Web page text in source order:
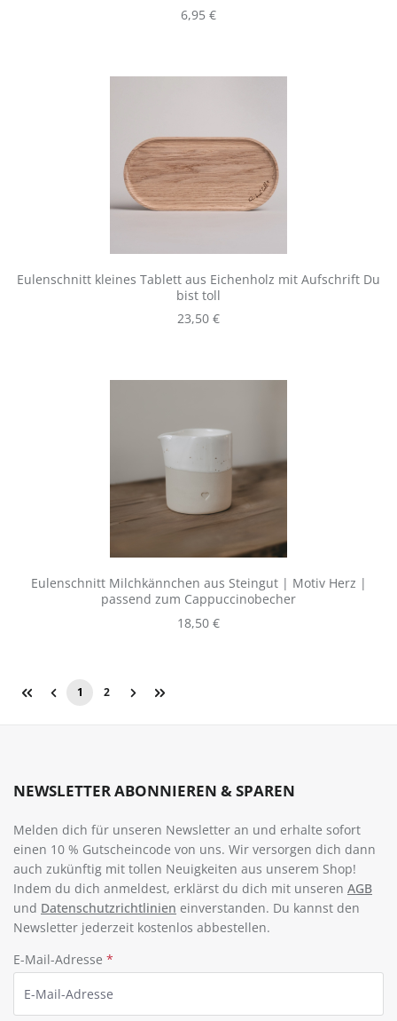
Regulärer Preis:
6,95 €
Eulenschnitt kleines Tablett aus Eichenholz mit Aufschrift Du
bist toll
Regulärer Preis:
23,50 €
Eulenschnitt Milchkännchen aus Steingut | Motiv Herz |
passend zum Cappuccinobecher
Regulärer Preis:
18,50 €
Seite
1 Seite
2
NEWSLETTER ABONNIEREN & SPAREN
Melden dich für unseren Newsletter an und erhalte sofort
einen 10 % Gutscheincode von uns. Wir versorgen dich dann
auch zukünftig mit tollen Neuigkeiten aus unserem Shop!
Indem du dich anmeldest, erklärst du dich mit unseren AGB
und Datenschutzrichtlinien einverstanden. Du kannst den
Newsletter jederzeit kostenlos abbestellen.
E-Mail-Adresse *